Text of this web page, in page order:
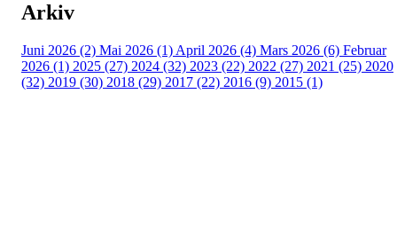
Arkiv
Juni 2026 (2) Mai 2026 (1) April 2026 (4) Mars 2026 (6) Februar
2026 (1) 2025 (27) 2024 (32) 2023 (22) 2022 (27) 2021 (25) 2020
(32) 2019 (30) 2018 (29) 2017 (22) 2016 (9) 2015 (1)